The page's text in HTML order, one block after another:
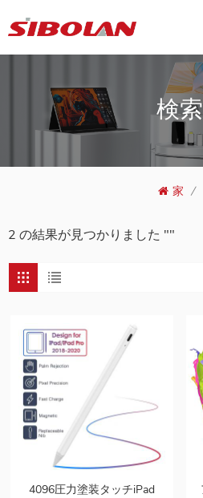
検索
家 /
2 の結果が見つかりました ""
4096圧力塗装タッチiPad